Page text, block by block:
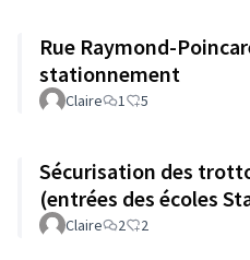
Rue Raymond-
stationnement
Claire 1 5
Sécurisation des
(entrées des écoles
Claire 2 2